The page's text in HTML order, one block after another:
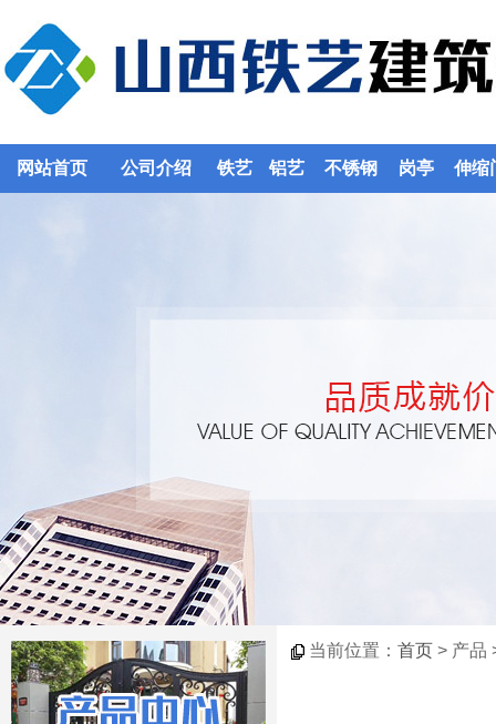
网站首页 公司介绍 铁艺 铝艺 不锈钢 岗亭 伸缩
当前位置： 首页 > 产品